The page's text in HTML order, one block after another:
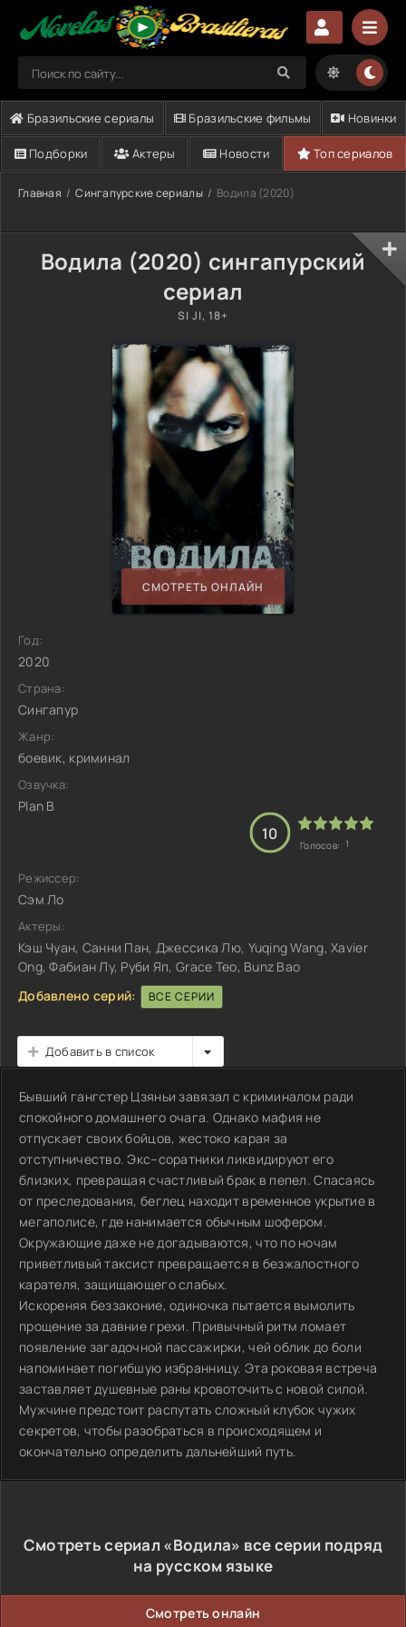
Бразильские сериалы Бразильские фильмы Новинки
Подборки Актеры Новости Топ сериалов
Главная Сингапурские сериалы Водила (2020)
Водила (2020) сингапурский
сериал
SI JI, 18+
СМОТРЕТЬ ОНЛАЙН
Год:
2020
Страна:
Сингапур
Жанр:
боевик, криминал
Озвучка:
Plan B
10
Голосов: 1
Режиссер:
Сэм Ло
Актеры:
Кэш Чуан, Санни Пан, Джессика Лю, Yuqing Wang, Xavier
Ong, Фабиан Лу, Руби Яп, Grace Teo, Bunz Bao
Добавлено серий:
ВСЕ СЕРИИ
Добавить в список
Бывший гангстер Цзяньи завязал с криминалом ради
спокойного домашнего очага. Однако мафия не
отпускает своих бойцов, жестоко карая за
отступничество. Экс–соратники ликвидируют его
близких, превращая счастливый брак в пепел. Спасаясь
от преследования, беглец находит временное укрытие в
мегаполисе, где нанимается обычным шофером.
Окружающие даже не догадываются, что по ночам
приветливый таксист превращается в безжалостного
карателя, защищающего слабых.
Искореняя беззаконие, одиночка пытается вымолить
прощение за давние грехи. Привычный ритм ломает
появление загадочной пассажирки, чей облик до боли
напоминает погибшую избранницу. Эта роковая встреча
заставляет душевные раны кровоточить с новой силой.
Мужчине предстоит распутать сложный клубок чужих
секретов, чтобы разобраться в происходящем и
окончательно определить дальнейший путь.
Смотреть сериал «Водила» все серии подряд
на русском языке
Смотреть онлайн